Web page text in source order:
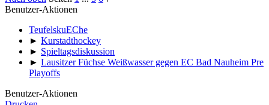
Benutzer-Aktionen
TeufelskuEChe
► Kurstadthockey
► Spieltagsdiskussion
► Lausitzer Füchse Weißwasser gegen EC Bad Nauheim Pre
Playoffs
Benutzer-Aktionen